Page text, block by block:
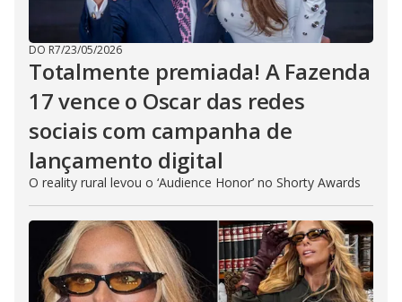
DO R7/23/05/2026
Totalmente premiada! A Fazenda
17 vence o Oscar das redes
sociais com campanha de
lançamento digital
O reality rural levou o ‘Audience Honor’ no Shorty Awards